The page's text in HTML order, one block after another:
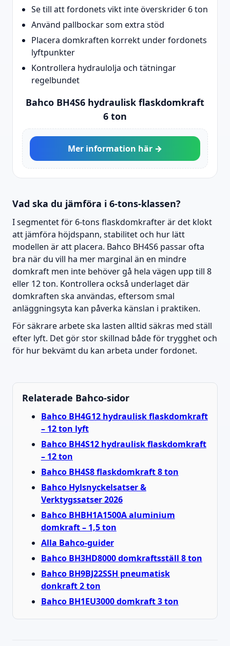
Se till att fordonets vikt inte överskrider 6 ton
Använd pallbockar som extra stöd
Placera domkraften korrekt under fordonets
lyftpunkter
Kontrollera hydraulolja och tätningar
regelbundet
Bahco BH4S6 hydraulisk flaskdomkraft
6 ton
Mer information här →
Vad ska du jämföra i 6-tons-klassen?
I segmentet för 6-tons flaskdomkrafter är det klokt
att jämföra höjdspann, stabilitet och hur lätt
modellen är att placera. Bahco BH4S6 passar ofta
bra när du vill ha mer marginal än en mindre
domkraft men inte behöver gå hela vägen upp till 8
eller 12 ton. Kontrollera också underlaget där
domkraften ska användas, eftersom smal
anläggningsyta kan påverka känslan i praktiken.
För säkrare arbete ska lasten alltid säkras med ställ
efter lyft. Det gör stor skillnad både för trygghet och
för hur bekvämt du kan arbeta under fordonet.
Relaterade Bahco-sidor
Bahco BH4G12 hydraulisk flaskdomkraft
– 12 ton lyft
Bahco BH4S12 hydraulisk flaskdomkraft
– 12 ton
Bahco BH4S8 flaskdomkraft 8 ton
Bahco Hylsnyckelsatser &
Verktygssatser 2026
Bahco BHBH1A1500A aluminium
domkraft – 1,5 ton
Alla Bahco-guider
Bahco BH3HD8000 domkraftsställ 8 ton
Bahco BH9BJ22SSH pneumatisk
donkraft 2 ton
Bahco BH1EU3000 domkraft 3 ton